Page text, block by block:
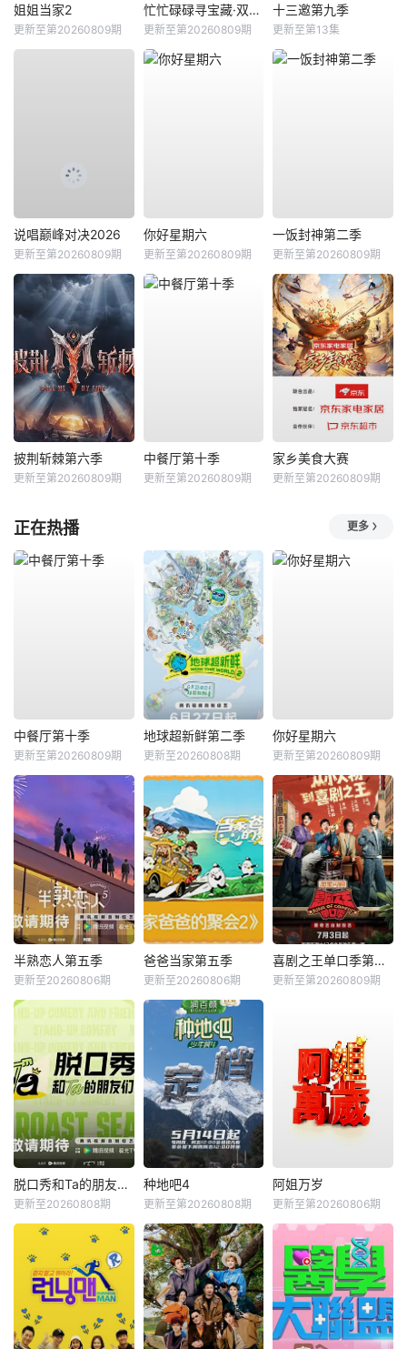
姐姐当家2
更新至第20260809期
忙忙碌碌寻宝藏·双人成行季
更新至第20260809期
十三邀第九季
更新至第13集
说唱巅峰对决2026
更新至第20260809期
你好星期六
更新至第20260809期
一饭封神第二季
更新至第20260809期
披荆斩棘第六季
更新至第20260809期
中餐厅第十季
更新至第20260809期
家乡美食大赛
更新至第20260809期
正在热播 更多
中餐厅第十季
更新至第20260809期
地球超新鲜第二季
更新至20260808期
你好星期六
更新至第20260809期
半熟恋人第五季
更新至20260806期
爸爸当家第五季
更新至20260806期
喜剧之王单口季第三季
更新至第20260809期
脱口秀和Ta的朋友们第三季
更新至20260808期
种地吧4
更新至第20260808期
阿姐万岁
更新至第20260806期